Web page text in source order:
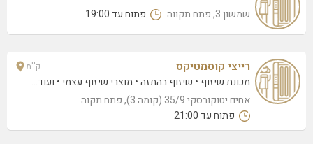
שמשון 3, פתח תקווה פתוח עד 19:00
רייצי קוסמטיקס
מכונת שיזוף שיזוף בהתזה מוצרי שיזוף עצמי• ועוד...
אחים יטוקובסקי 35/9 (קומה 3), פתח תקוה
פתוח עד 21:00
ק''מ